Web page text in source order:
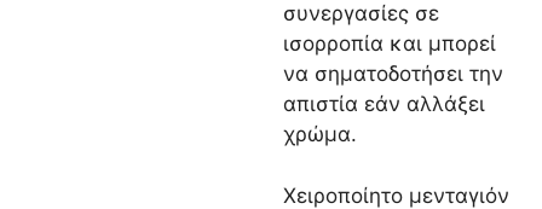
συνεργασίες σε
ισορροπία και μπορεί
να σηματοδοτήσει την
απιστία εάν αλλάξει
χρώμα.
Χειροποίητο μενταγιόν